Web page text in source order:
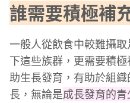
誰需要積極補
一般人從飲食中較難攝
下這些族群，更需要積
助生長發育，有助於組
長，無論是成長發育的青